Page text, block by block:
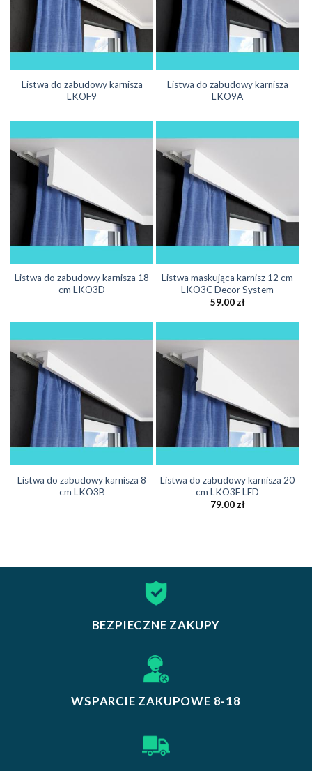
Listwa do zabudowy karnisza
LKOF9
Listwa do zabudowy karnisza
LKO9A
Listwa do zabudowy karnisza 18
cm LKO3D
Listwa maskująca karnisz 12 cm
LKO3C Decor System
59.00zł
Listwa do zabudowy karnisza 8
cm LKO3B
Listwa do zabudowy karnisza 20
cm LKO3E LED
79.00 zł
BEZPIECZNE ZAKUPY
WSPARCIE ZAKUPOWE 8-18